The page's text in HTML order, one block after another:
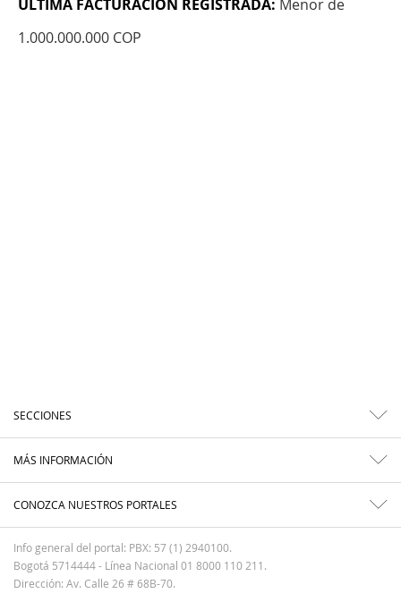
ÚLTIMA FACTURACIÓN REGISTRADA: Menor de
1.000.000.000 COP
SECCIONES
MÁS INFORMACIÓN
CONOZCA NUESTROS PORTALES
Info general del portal: PBX: 57 (1) 2940100.
Bogotá 5714444 - Línea Nacional 01 8000 110 211.
Dirección: Av. Calle 26 # 68B-70.